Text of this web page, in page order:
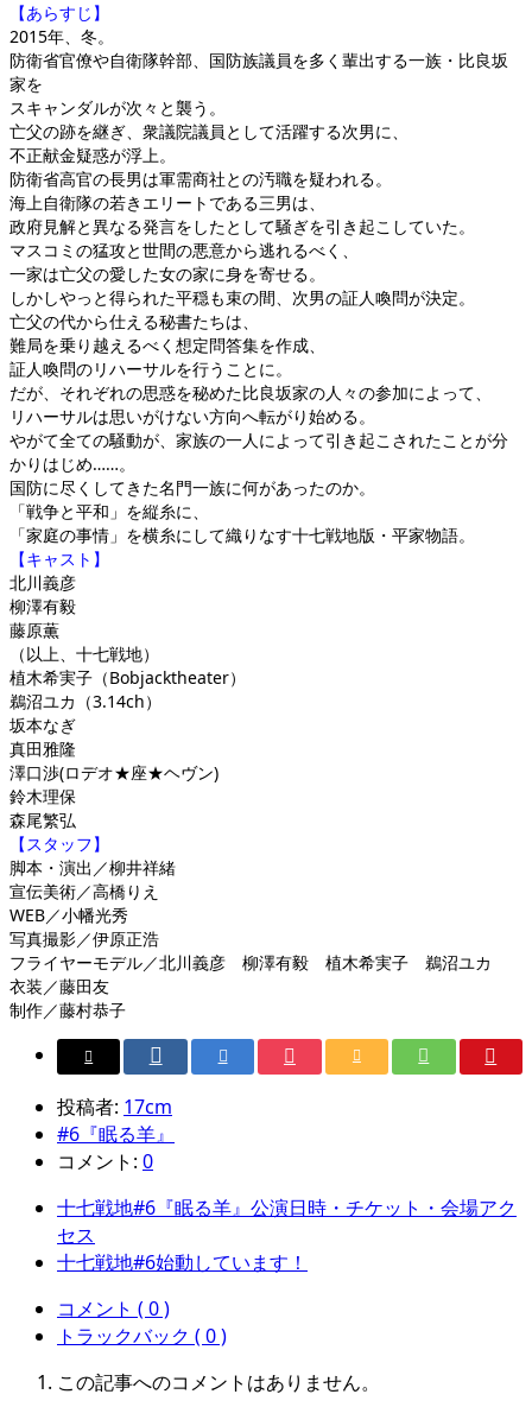
【あらすじ】
2015年、冬。
防衛省官僚や自衛隊幹部、国防族議員を多く輩出する一族・比良坂
家を
スキャンダルが次々と襲う。
亡父の跡を継ぎ、衆議院議員として活躍する次男に、
不正献金疑惑が浮上。
防衛省高官の長男は軍需商社との汚職を疑われる。
海上自衛隊の若きエリートである三男は、
政府見解と異なる発言をしたとして騒ぎを引き起こしていた。
マスコミの猛攻と世間の悪意から逃れるべく、
一家は亡父の愛した女の家に身を寄せる。
しかしやっと得られた平穏も束の間、次男の証人喚問が決定。
亡父の代から仕える秘書たちは、
難局を乗り越えるべく想定問答集を作成、
証人喚問のリハーサルを行うことに。
だが、それぞれの思惑を秘めた比良坂家の人々の参加によって、
リハーサルは思いがけない方向へ転がり始める。
やがて全ての騒動が、家族の一人によって引き起こされたことが分
かりはじめ……。
国防に尽くしてきた名門一族に何があったのか。
「戦争と平和」を縦糸に、
「家庭の事情」を横糸にして織りなす十七戦地版・平家物語。
【キャスト】
北川義彦
柳澤有毅
藤原薫
（以上、十七戦地）
植木希実子（Bobjacktheater）
鵜沼ユカ（3.14ch）
坂本なぎ
真田雅隆
澤口渉(ロデオ★座★ヘヴン)
鈴木理保
森尾繁弘
【スタッフ】
脚本・演出／柳井祥緒
宣伝美術／高橋りえ
WEB／小幡光秀
写真撮影／伊原正浩
フライヤーモデル／北川義彦 柳澤有毅 植木希実子 鵜沼ユカ
衣装／藤田友
制作／藤村恭子
投稿者: 17cm
#6『眠る羊』
コメント: 0
十七戦地#6『眠る羊』公演日時・チケット・会場アク
セス
十七戦地#6始動しています！
コメント ( 0 )
トラックバック ( 0 )
この記事へのコメントはありません。